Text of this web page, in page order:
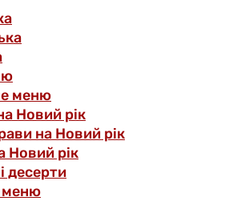
меню
Новий рік
на Новий рік
Новий рік
десерти
меню